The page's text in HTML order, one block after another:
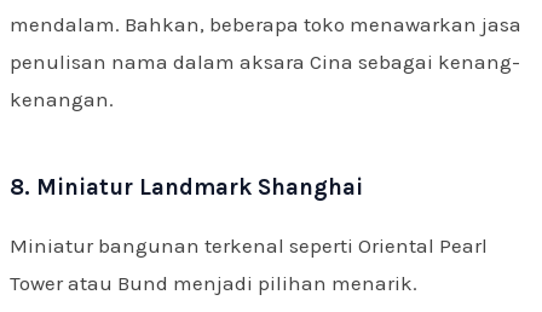
mendalam. Bahkan, beberapa toko menawarkan jasa
penulisan nama dalam aksara Cina sebagai kenang-
kenangan.
8. Miniatur Landmark Shanghai
Miniatur bangunan terkenal seperti Oriental Pearl
Tower atau Bund menjadi pilihan menarik.